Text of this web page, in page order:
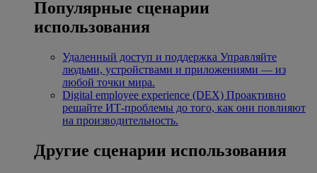
Популярные сценарии
использования
Удаленный доступ и поддержка Управляйте
людьми, устройствами и приложениями — из
любой точки мира.
Digital employee experience (DEX) Проактивно
решайте ИТ-проблемы до того, как они повлияют
на производительность.
Другие сценарии использования